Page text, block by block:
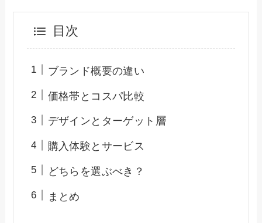
目次
ブランド概要の違い
価格帯とコスパ比較
デザインとターゲット層
購入体験とサービス
どちらを選ぶべき？
まとめ